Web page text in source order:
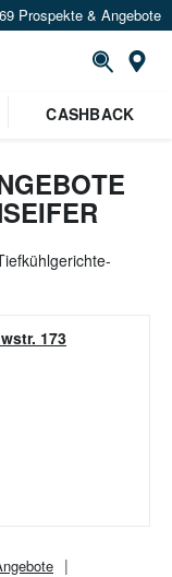
Prospekte & Angebote
CASHBACK
173